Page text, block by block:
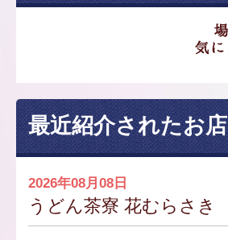
最近紹介されたお店
2026年08月08日
うどん茶寮 花むらさき